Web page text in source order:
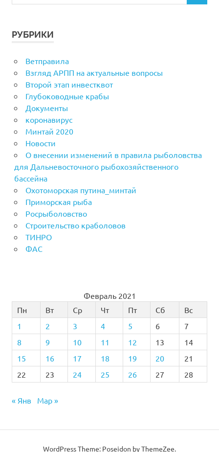
РУБРИКИ
Ветправила
Взгляд АРПП на актуальные вопросы
Второй этап инвестквот
Глубоководные крабы
Документы
коронавирус
Минтай 2020
Новости
О внесении изменений в правила рыболовства
для Дальневосточного рыбохозяйственного
бассейна
Охотоморская путина_минтай
Приморская рыба
Росрыболовство
Строительство краболовов
ТИНРО
ФАС
Февраль 2021
Пн
Вт Ср Чт Пт Сб
Вс
1
2 3 4 5 6
7
8
9 10 11 12 13
14
15
16 17 18 19 20
21
22
23 24 25 26 27 28
« Янв Мар »
WordPress Theme: Poseidon byThemeZee.